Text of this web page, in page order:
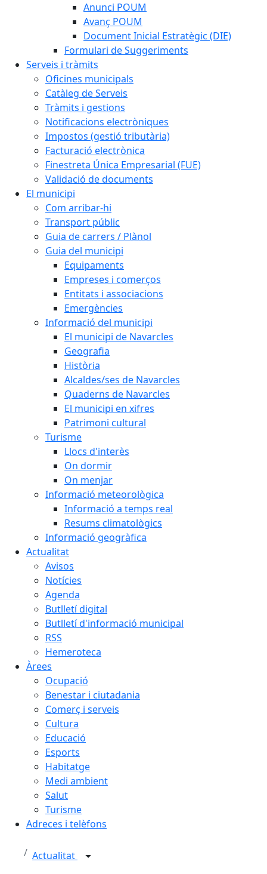
Anunci POUM
Avanç POUM
Document Inicial Estratègic (DIE)
Formulari de Suggeriments
Serveis i tràmits
Oficines municipals
Catàleg de Serveis
Tràmits i gestions
Notificacions electròniques
Impostos (gestió tributària)
Facturació electrònica
Finestreta Única Empresarial (FUE)
Validació de documents
El municipi
Com arribar-hi
Transport públic
Guia de carrers / Plànol
Guia del municipi
Equipaments
Empreses i comerços
Entitats i associacions
Emergències
Informació del municipi
El municipi de Navarcles
Geografia
Història
Alcaldes/ses de Navarcles
Quaderns de Navarcles
El municipi en xifres
Patrimoni cultural
Turisme
Llocs d'interès
On dormir
On menjar
Informació meteorològica
Informació a temps real
Resums climatològics
Informació geogràfica
Actualitat
Avisos
Notícies
Agenda
Butlletí digital
Butlletí d'informació municipal
RSS
Hemeroteca
Àrees
Ocupació
Benestar i ciutadania
Comerç i serveis
Cultura
Educació
Esports
Habitatge
Medi ambient
Salut
Turisme
Adreces i telèfons
Actualitat